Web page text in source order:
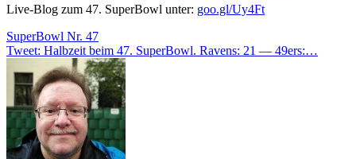
Live-Blog zum 47. SuperBowl unter: goo.gl/Uy4Ft
Beitragsnavigation
SuperBowl Nr. 47
Tweet: Halbzeit beim 47. SuperBowl. Ravens: 21 — 49ers:…